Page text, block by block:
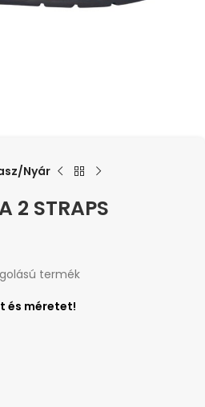
Nyár
2 STRAPS
termék